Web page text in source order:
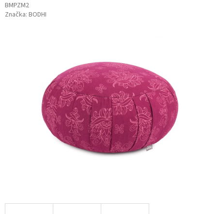
BMPZM2
Značka: BODHI